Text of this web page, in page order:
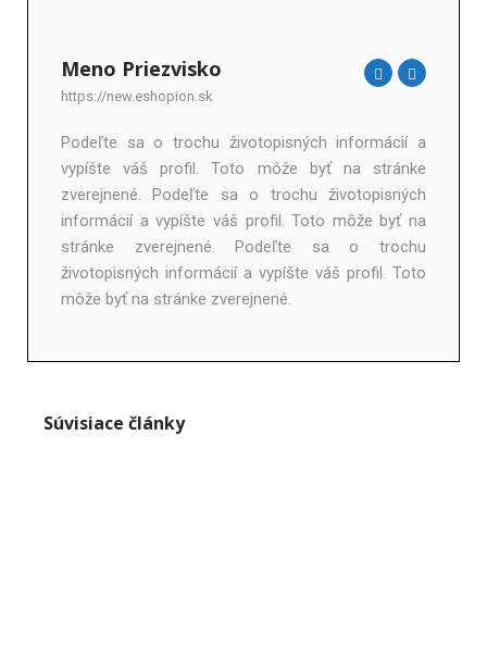
Meno Priezvisko
https://new.eshopion.sk
Podeľte sa o trochu životopisných informácií a
vypíšte váš profil. Toto môže byť na stránke
zverejnené. Podeľte sa o trochu životopisných
informácií a vypíšte váš profil. Toto môže byť na
stránke zverejnené. Podeľte sa o trochu
životopisných informácií a vypíšte váš profil. Toto
môže byť na stránke zverejnené.
Súvisiace články